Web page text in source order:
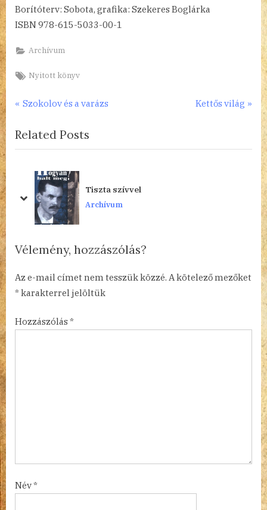
Borítóterv: Sobota, grafika: Szekeres Boglárka
ISBN 978-615-5033-00-1
Archívum
Tags:
Nyitott könyv
Bejegyzés
navigáció
P
e
v
u
s
:
Szokolov és a varázs
N
t
Kettős világ
Related Posts
Tiszta szívvel
Archívum
prev
next
Vélemény, hozzászólás?
Az e-mail címet nem tesszük közzé. A kötelező mezőket
* karakterrel jelöltük
Hozzászólás *
Név*